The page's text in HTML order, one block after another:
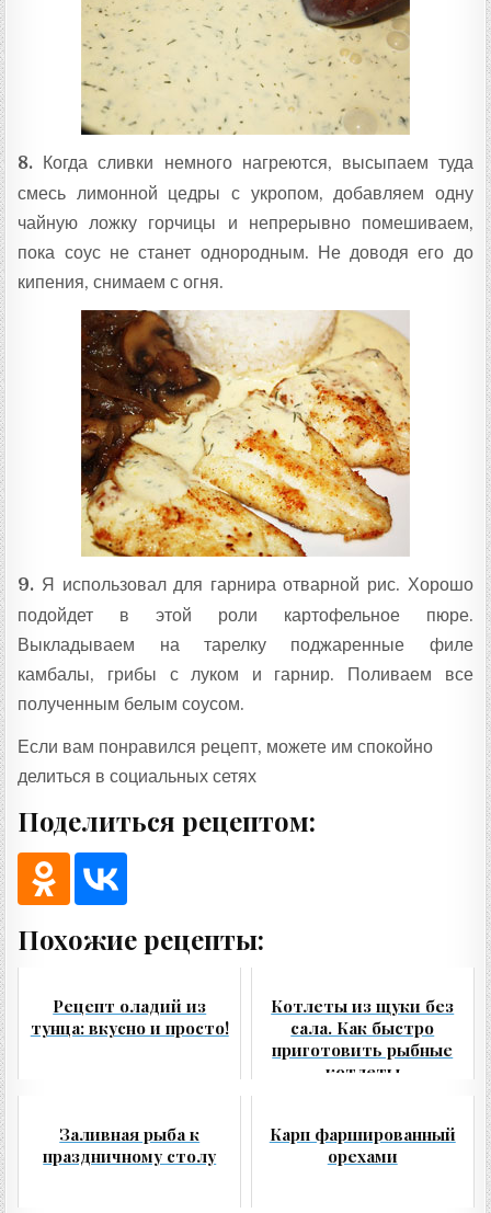
8. Когда сливки немного нагреются, высыпаем туда
смесь лимонной цедры с укропом, добавляем одну
чайную ложку горчицы и непрерывно помешиваем,
пока соус не станет однородным. Не доводя его до
кипения, снимаем с огня.
9. Я использовал для гарнира отварной рис. Хорошо
подойдет в этой роли картофельное пюре.
Выкладываем на тарелку поджаренные филе
камбалы, грибы с луком и гарнир. Поливаем все
полученным белым соусом.
Если вам понравился рецепт, можете им спокойно
делиться в социальных сетях
Поделиться рецептом:
Похожие рецепты:
Рецепт оладий из
тунца: вкусно и просто!
Котлеты из щуки без
сала. Как быстро
приготовить рыбные
котлеты
Заливная рыба к
праздничному столу
Карп фаршированный
орехами